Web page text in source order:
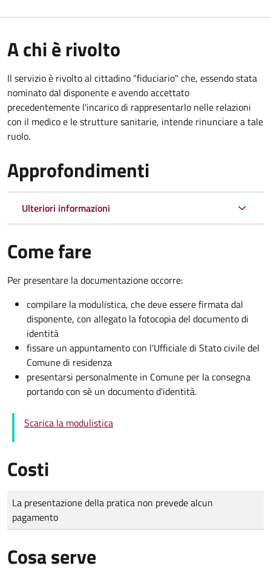
A chi è rivolto
Il servizio è rivolto al cittadino "fiduciario" che, essendo stata
nominato dal disponente e avendo accettato
precedentemente l'incarico di rappresentarlo nelle relazioni
con il medico e le strutture sanitarie, intende rinunciare a tale
ruolo.
Approfondimenti
Ulteriori informazioni
Come fare
Per presentare la documentazione occorre:
compilare la modulistica, che deve essere firmata dal
disponente, con allegato la fotocopia del documento di
identità
fissare un appuntamento con l'Ufficiale di Stato civile del
Comune di residenza
presentarsi personalmente in Comune per la consegna
portando con sè un documento d'identità.
Scarica la modulistica
Costi
Tipo di pagamento
Importo
La presentazione della pratica non prevede alcun
pagamento
Cosa serve